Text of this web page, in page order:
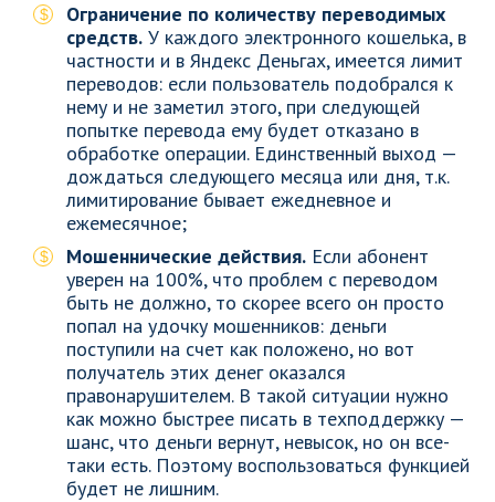
Ограничение по количеству переводимых
средств. У каждого электронного кошелька, в
частности и в Яндекс Деньгах, имеется лимит
переводов: если пользователь подобрался к
нему и не заметил этого, при следующей
попытке перевода ему будет отказано в
обработке операции. Единственный выход —
дождаться следующего месяца или дня, т.к.
лимитирование бывает ежедневное и
ежемесячное;
Мошеннические действия. Если абонент
уверен на 100%, что проблем с переводом
быть не должно, то скорее всего он просто
попал на удочку мошенников: деньги
поступили на счет как положено, но вот
получатель этих денег оказался
правонарушителем. В такой ситуации нужно
как можно быстрее писать в техподдержку —
шанс, что деньги вернут, невысок, но он все-
таки есть. Поэтому воспользоваться функцией
будет не лишним.